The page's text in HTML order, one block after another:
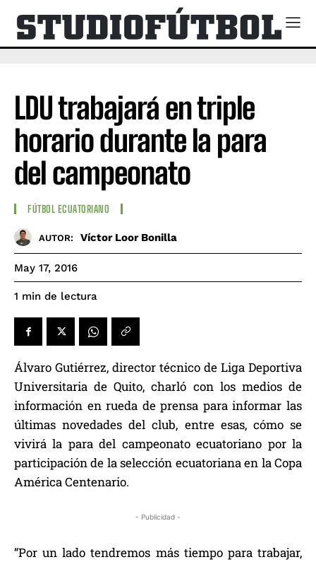
LDU trabajará en triple
horario durante la para
del campeonato
FÚTBOL ECUATORIANO
AUTOR: Víctor Loor Bonilla
May 17, 2016
1 min de lectura
Álvaro Gutiérrez, director técnico de Liga Deportiva
Universitaria de Quito, charló con los medios de
información en rueda de prensa para informar las
últimas novedades del club, entre esas, cómo se
vivirá la para del campeonato ecuatoriano por la
participación de la selección ecuatoriana en la Copa
América Centenario.
- Publicidad -
“Por un lado tendremos más tiempo para trabajar,